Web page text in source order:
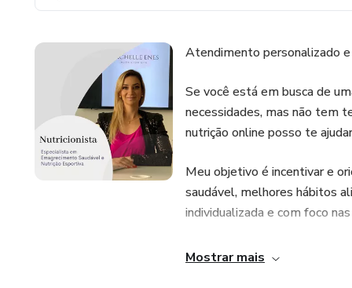
Atendimento personalizado e
Se você está em busca de
necessidades, mas não tem
nutrição online posso te
Meu objetivo é incentivar e
saudável, melhores hábitos
individualizada e com foco
Obs.: As consultas são
Mostrar mais